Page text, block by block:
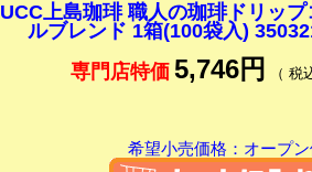
UCC上島珈琲 職人の珈琲ドリッ
ルブレンド 1箱(100袋入)
専門店特価 5,746円 （ 税
希望小売価格：オープ